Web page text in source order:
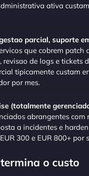
ativa
parcial, suporte
que cobrem patch
revisao de logs e tickets
tipicamente custam
por mes.
(totalmente
abrangentes
a incidentes e
300 e EUR 800+ por
o custo